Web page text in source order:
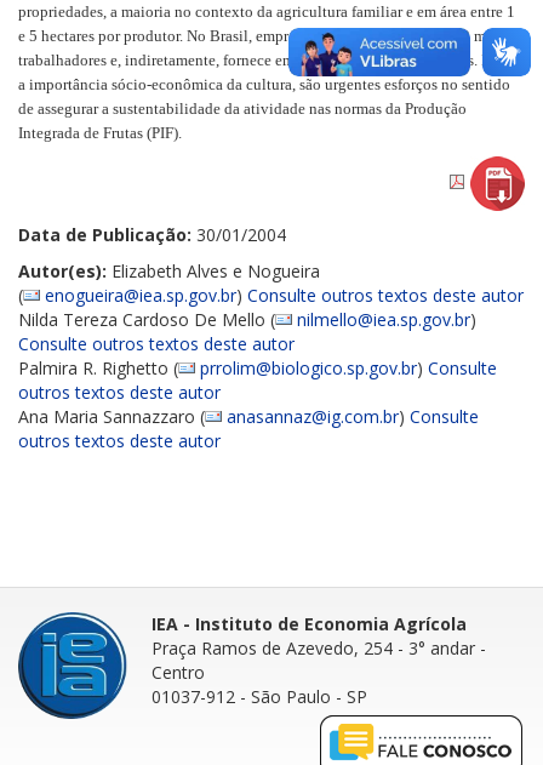
propriedades, a maioria no contexto da agricultura familiar e em área entre 1
e 5 hectares por produtor. No Brasil, emprega diretamente cerca de 60 mil
trabalhadores e, indiretamente, fornece em torno de 120 mil empregos. Dada
a importância sócio-econômica da cultura, são urgentes esforços no sentido
de assegurar a sustentabilidade da atividade nas normas da Produção
Integrada de Frutas (PIF).
Data de Publicação: 30/01/2004
Autor(es): Elizabeth Alves e Nogueira
(
enogueira@iea.sp.gov.br) Consulte outros textos deste autor
Nilda Tereza Cardoso De Mello (
nilmello@iea.sp.gov.br)
Consulte outros textos deste autor
Palmira R. Righetto (
prrolim@biologico.sp.gov.br) Consulte
outros textos deste autor
Ana Maria Sannazzaro (
anasannaz@ig.com.br) Consulte
outros textos deste autor
IEA - Instituto de Economia Agrícola
Praça Ramos de Azevedo, 254 - 3° andar -
Centro
01037-912 - São Paulo - SP